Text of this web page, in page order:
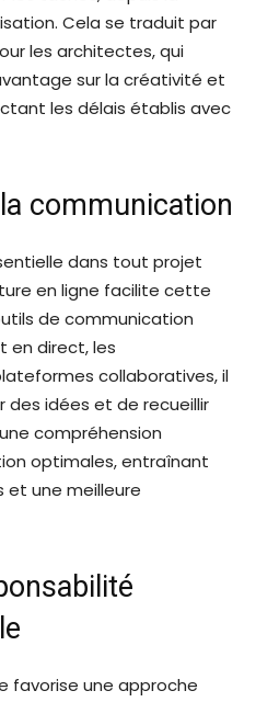
Cela se traduit par
les architectes, qui
sur la créativité et
les délais établis avec
communication
dans tout projet
en ligne facilite cette
de communication
en direct, les
collaboratives, il
idées et de recueillir
compréhension
optimales, entraînant
et une meilleure
favorise une approche